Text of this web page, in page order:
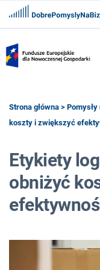
FRANCZYZY
Strona główna > Pomysły
koszty i zwiększyć
Etykiety
obniżyć